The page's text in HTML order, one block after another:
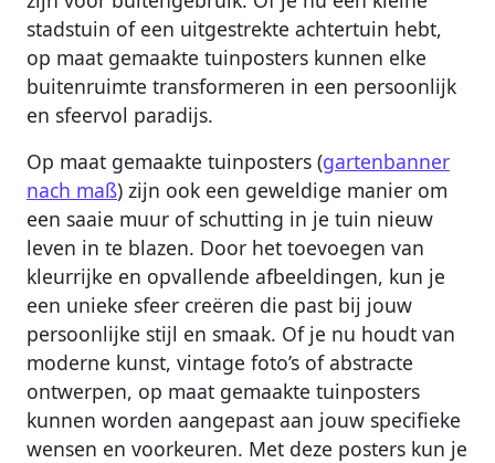
stadstuin of een uitgestrekte achtertuin hebt,
op maat gemaakte tuinposters kunnen elke
buitenruimte transformeren in een persoonlijk
en sfeervol paradijs.
Op maat gemaakte tuinposters (gartenbanner
nach maß) zijn ook een geweldige manier om
een saaie muur of schutting in je tuin nieuw
leven in te blazen. Door het toevoegen van
kleurrijke en opvallende afbeeldingen, kun je
een unieke sfeer creëren die past bij jouw
persoonlijke stijl en smaak. Of je nu houdt van
moderne kunst, vintage foto’s of abstracte
ontwerpen, op maat gemaakte tuinposters
kunnen worden aangepast aan jouw specifieke
wensen en voorkeuren. Met deze posters kun je